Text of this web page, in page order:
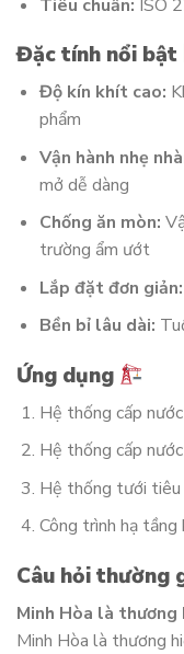
Tiêu chuẩn: ISO
Đặc tính nổi bật
Độ kín khít cao:
phẩm
Vận hành nhẹ
mở dễ dàng
Chống ăn mòn:
trường ẩm ướt
Lắp đặt đơn giản:
Bền bỉ lâu dài:
Ứng dụng
Hệ thống cấp
Hệ thống cấp
Hệ thống tưới tiêu
Công trình hạ
Câu hỏi thường
Minh Hòa là thương
Minh Hòa là thương